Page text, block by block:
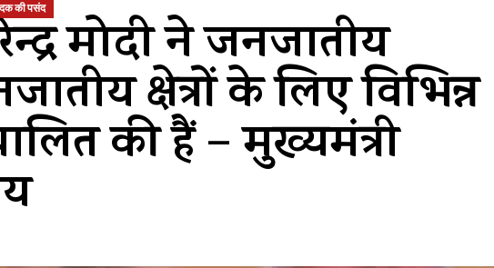
की पसंद
मोदी ने जनजातीय
क्षेत्रों के लिए विभिन्न
की हैं – मुख्यमंत्री